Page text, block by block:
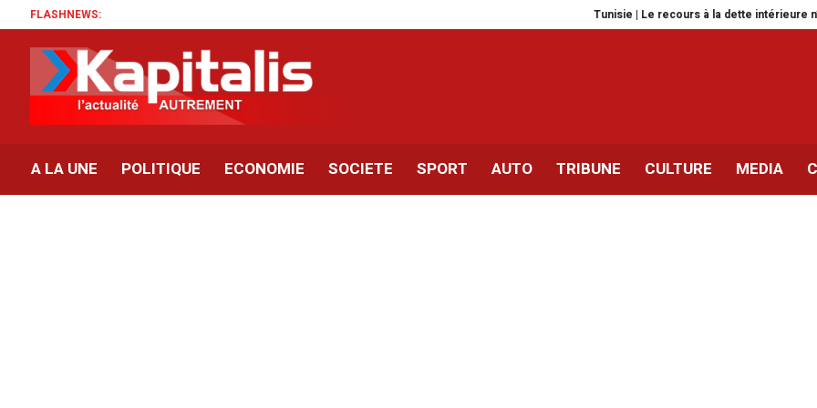
FLASHNEWS: Tunisie | Le recours à la dette intérieure n’est pas
A LA UNE POLITIQUE ECONOMIE SOCIETE SPORT AUTO TRIBUNE CULTURE MEDIA